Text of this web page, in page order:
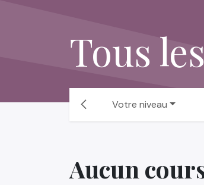
Tous
Votre niveau
Aucun